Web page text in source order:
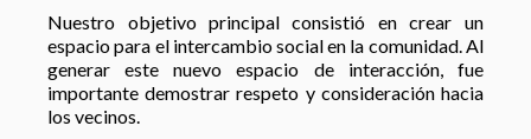
Nuestro objetivo principal consistió en crear un
espacio para el intercambio social en la comunidad. Al
generar este nuevo espacio de interacción, fue
importante demostrar respeto y consideración hacia
los vecinos.